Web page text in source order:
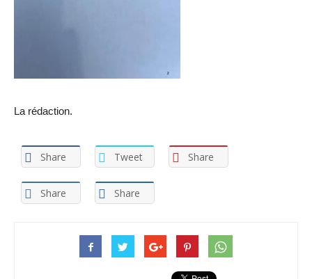
La rédaction.
Share Tweet Share
Share Share